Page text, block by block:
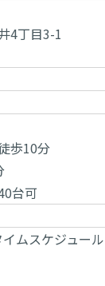
4丁目3-1
歩10分
台可
ムスケジュール